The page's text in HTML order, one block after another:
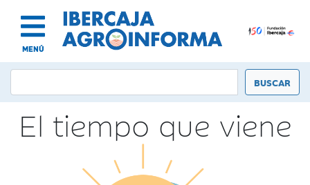
MENÚ
El tiempo que viene